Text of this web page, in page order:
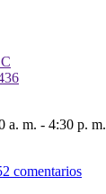
a. m. - 4:30 p. m.
comentarios